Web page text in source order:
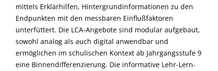
mittels Erklärhilfen, Hintergrundinformationen zu den
Endpunkten mit den messbaren Einflußfaktoren
unterfüttert. Die LCA-Angebote sind modular aufgebaut,
sowohl analog als auch digital anwendbar und
ermöglichen im schulischen Kontext ab Jahrgangsstufe 9
eine Binnendifferenzierung. Die informative Lehr-Lern-